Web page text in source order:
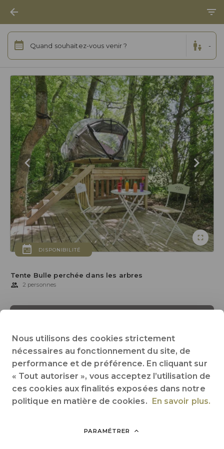
Quand souhaitez-vous venir ? -
DISPONIBILITÉ
Tente Bulle perchée dans les arbres
2 personnes
DESCRIPTION OFFRES SPÉCIALES
1 chambre séparée 2 m² de superficie
Pas de salle de bain
Pas de WC Tout voir
Nous utilisons des cookies strictement
nécessaires au fonctionnement du site, de
performance et de préférence. En cliquant sur
« Tout autoriser », vous acceptez l’utilisation de
ces cookies aux finalités exposées dans notre
politique en matière de cookies. En savoir plus.
PARAMÉTRER